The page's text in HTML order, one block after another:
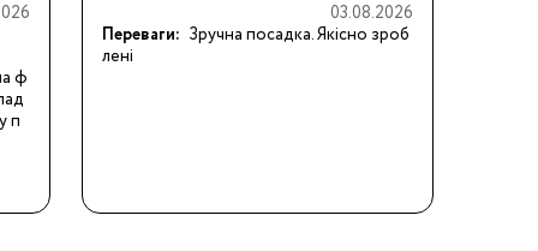
ф
п
03.08.2026
Переваги: Зручна посадка. Якісно зроб
лені